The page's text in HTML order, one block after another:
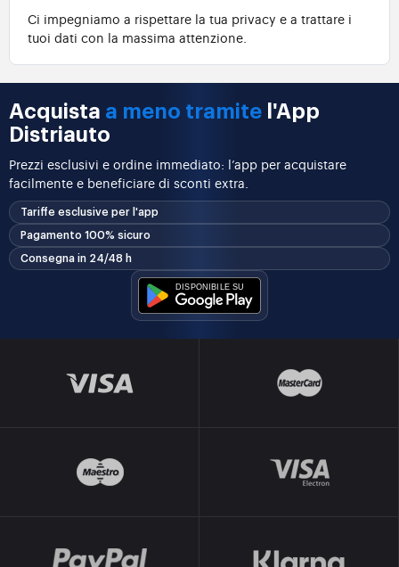
Ci impegniamo a rispettare la tua privacy e a trattare i
tuoi dati con la massima attenzione.
Acquista a meno tramite l'App
Distriauto
Prezzi esclusivi e ordine immediato: l’app per acquistare
facilmente e beneficiare di sconti extra.
Tariffe esclusive per l'app
Pagamento 100% sicuro
Consegna in 24/48 h